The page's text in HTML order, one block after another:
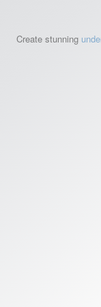
Create stunning